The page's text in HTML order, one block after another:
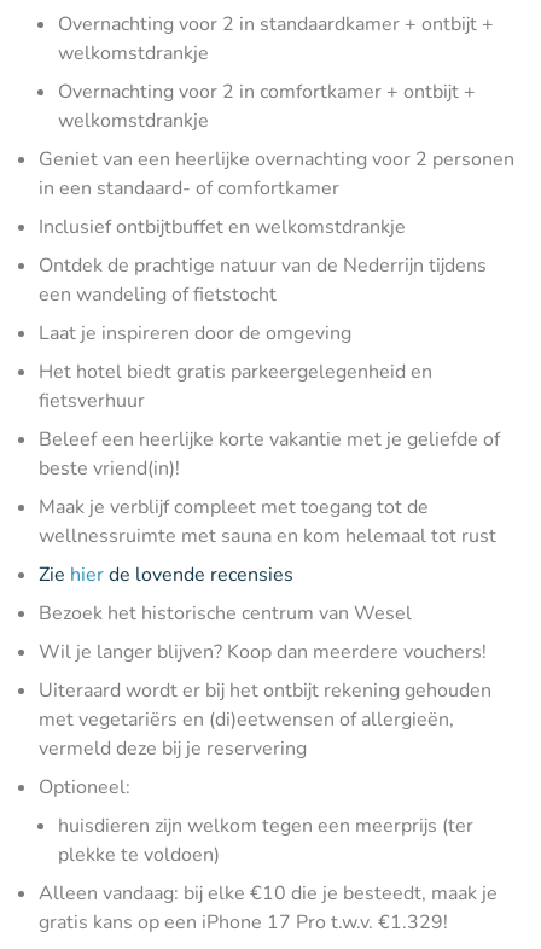
Overnachting voor 2 in standaardkamer + ontbijt +
welkomstdrankje
Overnachting voor 2 in comfortkamer + ontbijt +
welkomstdrankje
Geniet van een heerlijke overnachting voor 2 personen
in een standaard- of comfortkamer
Inclusief ontbijtbuffet en welkomstdrankje
Ontdek de prachtige natuur van de Nederrijn tijdens
een wandeling of fietstocht
Laat je inspireren door de omgeving
Het hotel biedt gratis parkeergelegenheid en
fietsverhuur
Beleef een heerlijke korte vakantie met je geliefde of
beste vriend(in)!
Maak je verblijf compleet met toegang tot de
wellnessruimte met sauna en kom helemaal tot rust
Zie hierde lovende recensies
Bezoek het historische centrum van Wesel
Wil je langer blijven? Koop dan meerdere vouchers!
Uiteraard wordt er bij het ontbijt rekening gehouden
met vegetariërs en (di)eetwensen of allergieën,
vermeld deze bij je reservering
Optioneel:
huisdieren zijn welkom tegen een meerprijs (ter
plekke te voldoen)
Alleen vandaag: bij elke €10 die je besteedt, maak je
gratis kans op een iPhone 17 Pro t.w.v. €1.329!